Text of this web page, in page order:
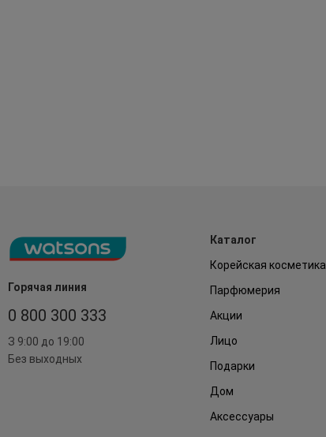
Горячая линия
0 800 300 333
З 9:00 до 19:00
Без выходных
Каталог
Корейская косметика
Парфюмерия
Акции
Лицо
Подарки
Дом
Аксессуары